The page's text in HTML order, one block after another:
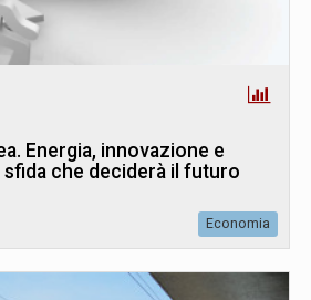
Energia, innovazione e
che deciderà il futuro
Economia